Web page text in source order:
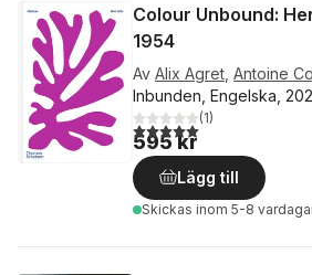
Colour Unbound:
1954
Av Alix Agret Antoine
Inbunden, Engelska,
5,0utav 5 stjärnor. Totalt
(1)
595 kr
Lägg till
Skickas inom 5-8